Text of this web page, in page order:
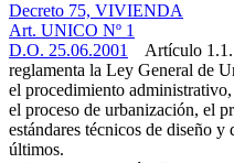
Decreto 75, VIVIENDA
Art. UNICO Nº 1
D.O. 25.06.2001
Artículo
reglamenta la Ley General de
el procedimiento
el proceso de urbanización, el
estándares técnicos de diseño
últimos.